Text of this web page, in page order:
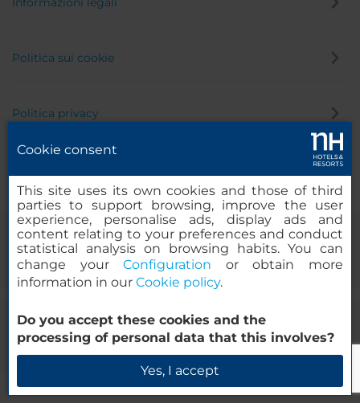
Politica sui cookie
Politica privacy
© 2000-2026 MINOR HOTELS EUROPE & AMERICAS Santa Engracia
120. 28003 Madrid, Spagna
Cookie consent
This site uses its own cookies and those of third
parties to support browsing, improve the user
experience, personalise ads, display ads and
content relating to your preferences and conduct
statistical analysis on browsing habits. You can
change yourConfiguration or obtain more
information in our Cookie policy.
Do you accept these cookies and the
processing of personal data that this involves?
Yes, I accept